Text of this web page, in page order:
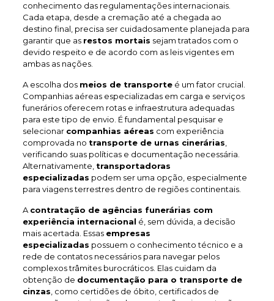
conhecimento das regulamentações internacionais.
Cada etapa, desde a cremação até a chegada ao
destino final, precisa ser cuidadosamente planejada para
garantir que as restos mortais sejam tratados com o
devido respeito e de acordo com as leis vigentes em
ambas as nações.
A escolha dos meios de transporteé um fator crucial.
Companhias aéreas especializadas em carga e serviços
funerários oferecem rotas e infraestrutura adequadas
para este tipo de envio. É fundamental pesquisar e
selecionar companhias aéreas com experiência
comprovada no transporte de urnas cinerárias
verificando suas políticas e documentação necessária.
Alternativamente, transportadoras
especializadas podem ser uma opção, especialmente
para viagens terrestres dentro de regiões continentais.
A contratação de agências funerárias com
experiência internacional é, sem dúvida, a decisão
mais acertada. Essas empresas
especializadas possuem o conhecimento técnico e a
rede de contatos necessários para navegar pelos
complexos trâmites burocráticos. Elas cuidam da
obtenção de documentação para o transporte de
cinzas , como certidões de óbito, certificados de